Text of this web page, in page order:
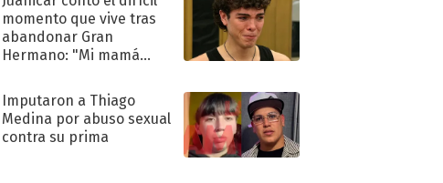
momento que vive tras
abandonar Gran
Hermano: "Mi mamá
Imputaron a Thiago
Medina por abuso sexual
contra su prima